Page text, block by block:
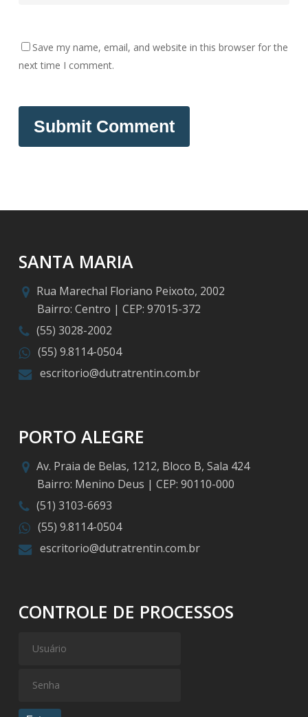
Save my name, email, and website in this browser for the
next time I comment.
SANTA MARIA
Rua Marechal Floriano Peixoto, 2002
Bairro: Centro | CEP: 97015-372
(55) 3028-2002
(55) 9.8114-0504
escritorio@dutratrentin.com.br
PORTO ALEGRE
Av. Praia de Belas, 1212, Bloco B, Sala 424
Bairro: Menino Deus | CEP: 90110-000
(51) 3103-6693
(55) 9.8114-0504
escritorio@dutratrentin.com.br
CONTROLE DE PROCESSOS